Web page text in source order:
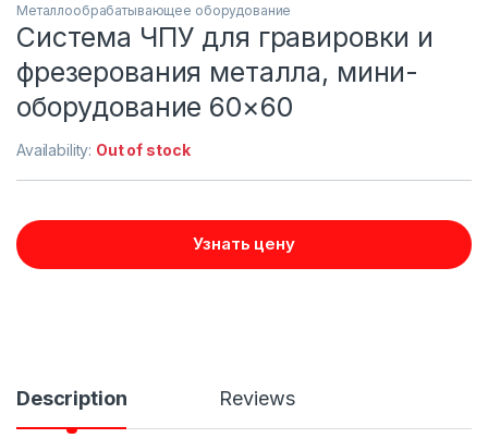
Металлообрабатывающее оборудование
Система ЧПУ для гравировки и
фрезерования металла, мини-
оборудование 60×60
Availability: Out of stock
Узнать цену
Description Reviews